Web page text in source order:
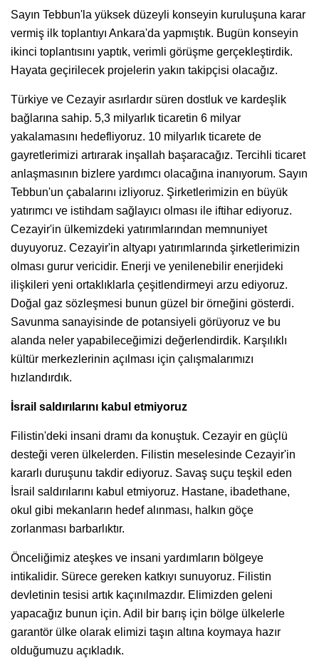
Sayın Tebbun'la yüksek düzeyli konseyin kuruluşuna karar
vermiş ilk toplantıyı Ankara'da yapmıştık. Bugün konseyin
ikinci toplantısını yaptık, verimli görüşme gerçekleştirdik.
Hayata geçirilecek projelerin yakın takipçisi olacağız.
Türkiye ve Cezayir asırlardır süren dostluk ve kardeşlik
bağlarına sahip. 5,3 milyarlık ticaretin 6 milyar
yakalamasını hedefliyoruz. 10 milyarlık ticarete de
gayretlerimizi artırarak inşallah başaracağız. Tercihli ticaret
anlaşmasının bizlere yardımcı olacağına inanıyorum. Sayın
Tebbun'un çabalarını izliyoruz. Şirketlerimizin en büyük
yatırımcı ve istihdam sağlayıcı olması ile iftihar ediyoruz.
Cezayir'in ülkemizdeki yatırımlarından memnuniyet
duyuyoruz. Cezayir'in altyapı yatırımlarında şirketlerimizin
olması gurur vericidir. Enerji ve yenilenebilir enerjideki
ilişkileri yeni ortaklıklarla çeşitlendirmeyi arzu ediyoruz.
Doğal gaz sözleşmesi bunun güzel bir örneğini gösterdi.
Savunma sanayisinde de potansiyeli görüyoruz ve bu
alanda neler yapabileceğimizi değerlendirdik. Karşılıklı
kültür merkezlerinin açılması için çalışmalarımızı
hızlandırdık.
İsrail saldırılarını kabul etmiyoruz
Filistin'deki insani dramı da konuştuk. Cezayir en güçlü
desteği veren ülkelerden. Filistin meselesinde Cezayir'in
kararlı duruşunu takdir ediyoruz. Savaş suçu teşkil eden
İsrail saldırılarını kabul etmiyoruz. Hastane, ibadethane,
okul gibi mekanların hedef alınması, halkın göçe
zorlanması barbarlıktır.
Önceliğimiz ateşkes ve insani yardımların bölgeye
intikalidir. Sürece gereken katkıyı sunuyoruz. Filistin
devletinin tesisi artık kaçınılmazdır. Elimizden geleni
yapacağız bunun için. Adil bir barış için bölge ülkelerle
garantör ülke olarak elimizi taşın altına koymaya hazır
olduğumuzu açıkladık.